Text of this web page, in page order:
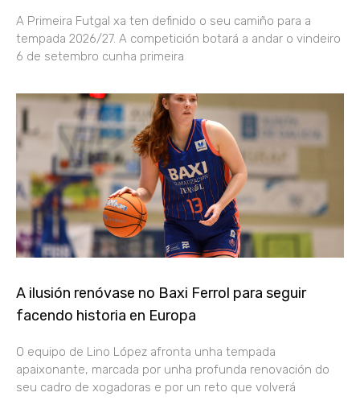
A Primeira Futgal xa ten definido o seu camiño para a
tempada 2026/27. A competición botará a andar o vindeiro
6 de setembro cunha primeira
A ilusión renóvase no Baxi Ferrol para seguir
facendo historia en Europa
O equipo de Lino López afronta unha tempada
apaixonante, marcada por unha profunda renovación do
seu cadro de xogadoras e por un reto que volverá